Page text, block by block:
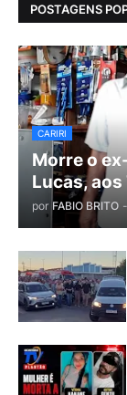
POSTAGENS
CARIRI
Morre o
Lucas,
por FABIO BRITO -